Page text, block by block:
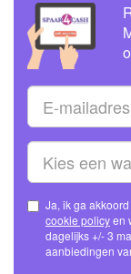
Ja, ik ga
cookie policy
dagelijks +/- 3 mails van Spaar4Cash
aanbiedingen